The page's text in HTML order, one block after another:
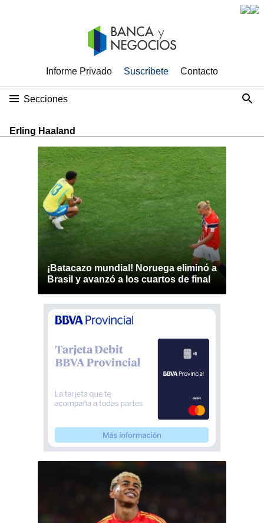
Informe Privado Suscríbete Contacto
Secciones
Erling Haaland
¡Batacazo mundial! Noruega eliminó a
Brasil y avanzó a los cuartos de final